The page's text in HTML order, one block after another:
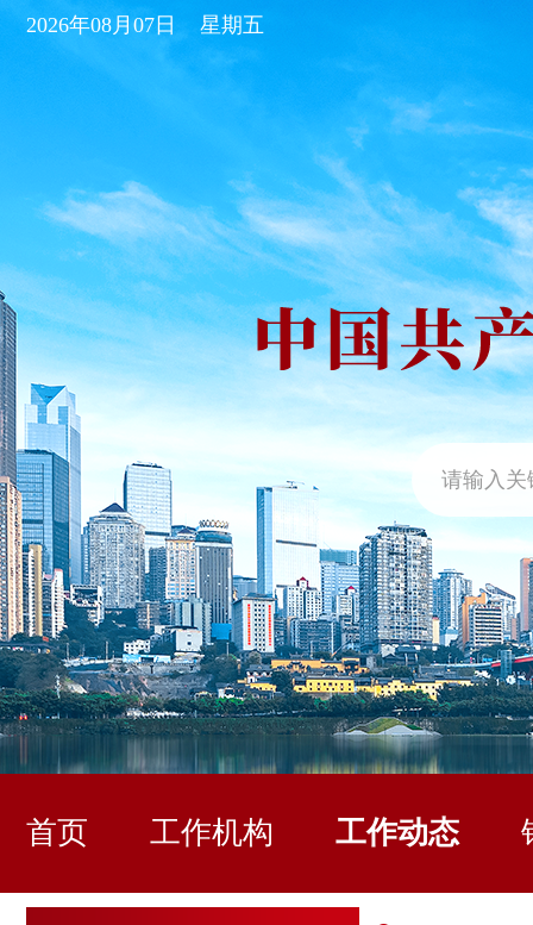
2026年08月07日 星期五
首页 工作机构 工作动态